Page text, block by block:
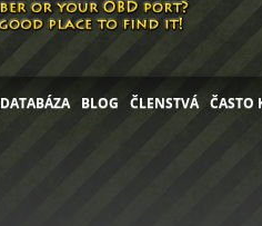
DATABÁZA BLOG ČLENSTVÁ ČASTO